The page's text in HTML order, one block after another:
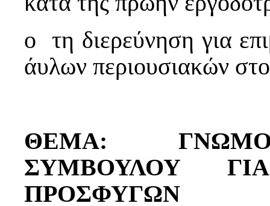
o τη διερεύνηση για
άυλων περιουσιακών
ΘΕΜΑ:
ΣΥΜΒΟΥΛΟΥ
ΠΡΟΣΦΥΓΩΝ